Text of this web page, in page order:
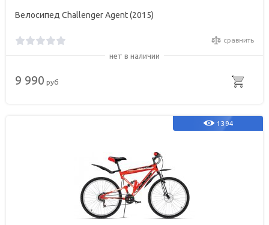
Велосипед Challenger Agent (2015)
сравнить
нет в наличии
9 990 руб
1394